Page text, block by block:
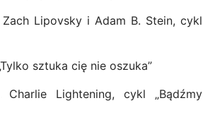
Lipovsky i Adam B. Stein, cykl
sztuka cię nie oszuka”
Lightening, cykl „Bądźmy